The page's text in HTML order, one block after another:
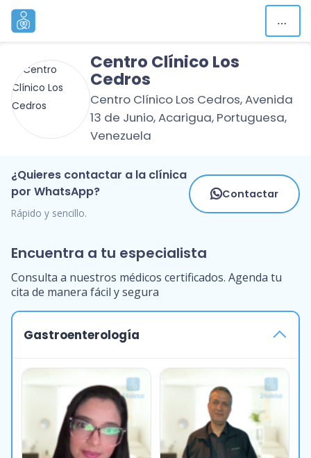
Centro Clínico Los
Cedros
Centro Clínico Los Cedros, Avenida
13 de Junio, Acarigua, Portuguesa,
Venezuela
¿Quieres contactar a la clínica
por WhatsApp?
Rápido y sencillo.
Contactar
Encuentra a tu especialista
Consulta a nuestros médicos certificados. Agenda tu
cita de manera fácil y segura
Gastroenterología